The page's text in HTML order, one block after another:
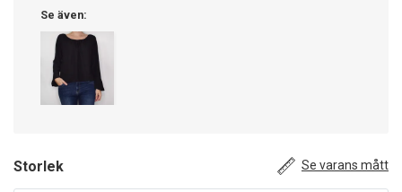
Se även:
Storlek Se varans mått